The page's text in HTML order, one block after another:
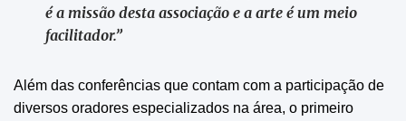
é a missão desta associação e a arte é um meio
facilitador.”
Além das conferências que contam com a participação de
diversos oradores especializados na área, o primeiro